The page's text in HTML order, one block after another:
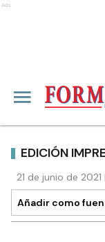
Ads
EDICIÓN
21 de junio de
Añadir como